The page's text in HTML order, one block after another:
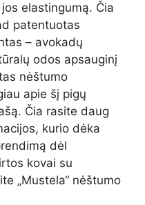
elastingumą. Čia
patentuotas
– avokadų
odos apsauginį
nėštumo
apie šį pigų
Čia rasite daug
kurio dėka
dėl
kovai su
„Mustela“ nėštumo